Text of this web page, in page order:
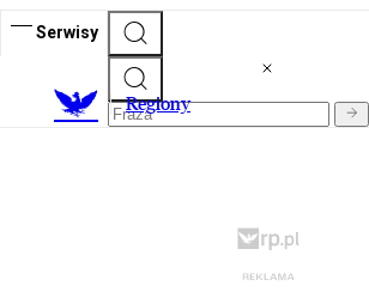
Serwisy
Regiony